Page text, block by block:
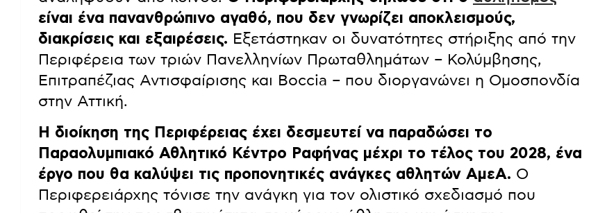
είναι ένα πανανθρώπινο αγαθό, που δεν γνωρίζει αποκλεισμούς,
διακρίσεις και εξαιρέσεις. Εξετάστηκαν οι δυνατότητες στήριξης από την
Περιφέρεια των τριών Πανελληνίων Πρωταθλημάτων – Κολύμβησης,
Επιτραπέζιας Αντισφαίρισης και Boccia – που διοργανώνει η Ομοσπονδία
στην Αττική.
Η διοίκηση της Περιφέρειας έχει δεσμευτεί να παραδώσει το
Παραολυμπιακό Αθλητικό Κέντρο Ραφήνας μέχρι το τέλος του 2028, ένα
έργο που θα καλύψει τις προπονητικές ανάγκες αθλητών ΑμεΑ. Ο
Περιφερειάρχης τόνισε την ανάγκη για τον ολιστικό σχεδιασμό που